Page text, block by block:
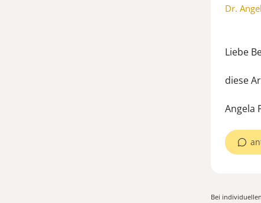
Dr.
Liebe
diese
Angela
Bei